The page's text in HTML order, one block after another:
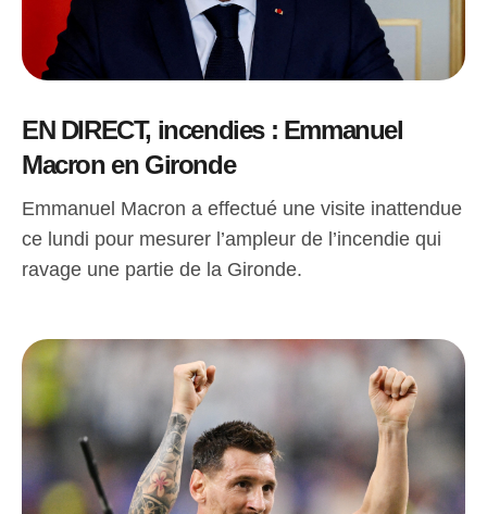
EN DIRECT, incendies : Emmanuel
Macron en Gironde
Emmanuel Macron a effectué une visite inattendue
ce lundi pour mesurer l’ampleur de l’incendie qui
ravage une partie de la Gironde.